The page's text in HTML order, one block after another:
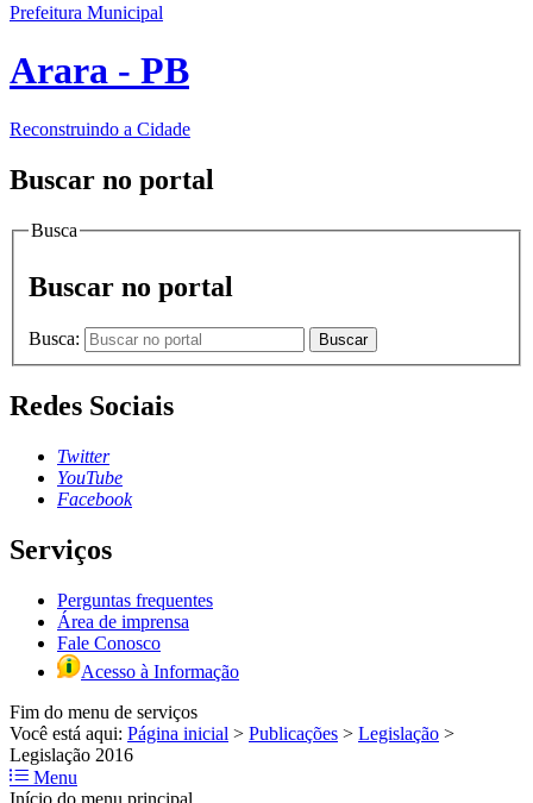
Prefeitura Municipal
Arara - PB
Reconstruindo a Cidade
Buscar no portal
Busca
Buscar no portal
Busca: Buscar
Redes Sociais
Twitter
YouTube
Facebook
Serviços
Perguntas frequentes
Área de imprensa
Fale Conosco
Acesso à Informação
Fim do menu de serviços
Você está aqui: Página inicial > Publicações > Legislação >
Legislação 2016
Menu
Início do menu principal